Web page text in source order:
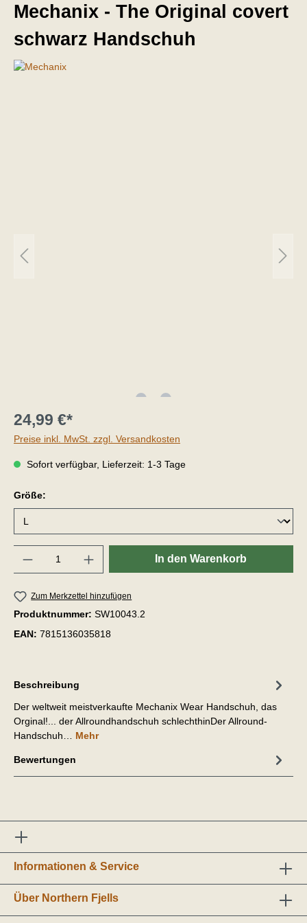
Mechanix - The Original covert
schwarz Handschuh
24,99 €*
Preise inkl. MwSt. zzgl. Versandkosten
Sofort verfügbar, Lieferzeit: 1-3 Tage
Größe:
In den Warenkorb
Zum Merkzettel hinzufügen
Produktnummer: SW10043.2
EAN: 7815136035818
Beschreibung
Der weltweit meistverkaufte Mechanix Wear Handschuh, das
Orginal!... der Allroundhandschuh schlechthinDer Allround-
Handschuh… Mehr
Bewertungen
Informationen & Service
Über Northern Fjells